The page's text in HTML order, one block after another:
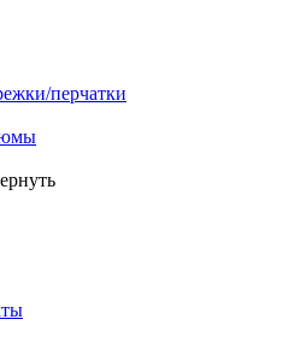
перчатки